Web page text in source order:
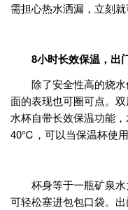
需担心热水洒漏，立刻就
8小时长效保温，出
除了安全性高的烧水
面的表现也可圈可点。
水杯自带长效保温功能
40℃，可以当保温杯使用
杯身等于一瓶矿泉水
可轻松塞进包包口袋。